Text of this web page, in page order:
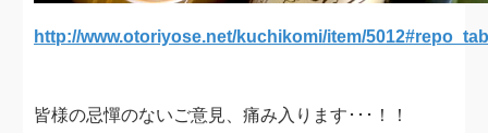
http://www.otoriyose.net/kuchikomi/item/5012#repo_tab
皆様の忌憚のないご意見、痛み入ります･･･！！